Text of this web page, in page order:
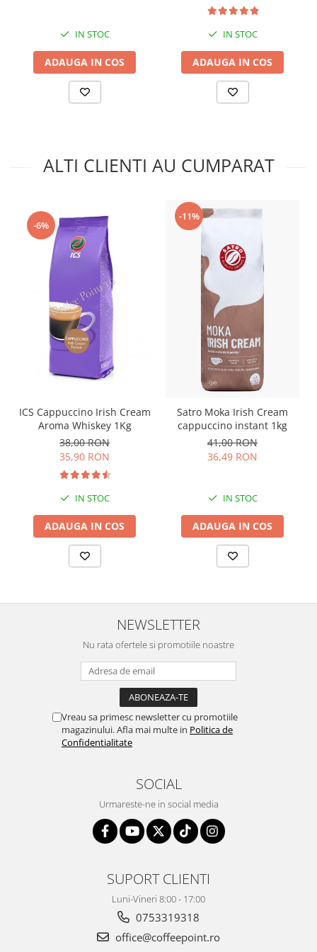
IN STOC
ADAUGA IN COS
IN STOC
ADAUGA IN COS
ALTI CLIENTI AU CUMPARAT
-6%
ICS Cappuccino Irish Cream
Aroma Whiskey 1Kg
38,00 RON
35,90 RON
IN STOC
ADAUGA IN COS
-11%
Satro Moka Irish Cream
cappuccino instant 1kg
41,00 RON
36,49 RON
IN STOC
ADAUGA IN COS
NEWSLETTER
Nu rata ofertele si promotiile noastre
Vreau sa primesc newsletter cu promotiile
magazinului. Afla mai multe in Politica de
Confidentialitate
SOCIAL
Urmareste-ne in social media
SUPORT CLIENTI
Luni-Vineri 8:00 - 17:00
0753319318
office@coffeepoint.ro